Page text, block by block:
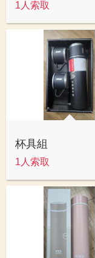
1人索取
杯具組
1人索取